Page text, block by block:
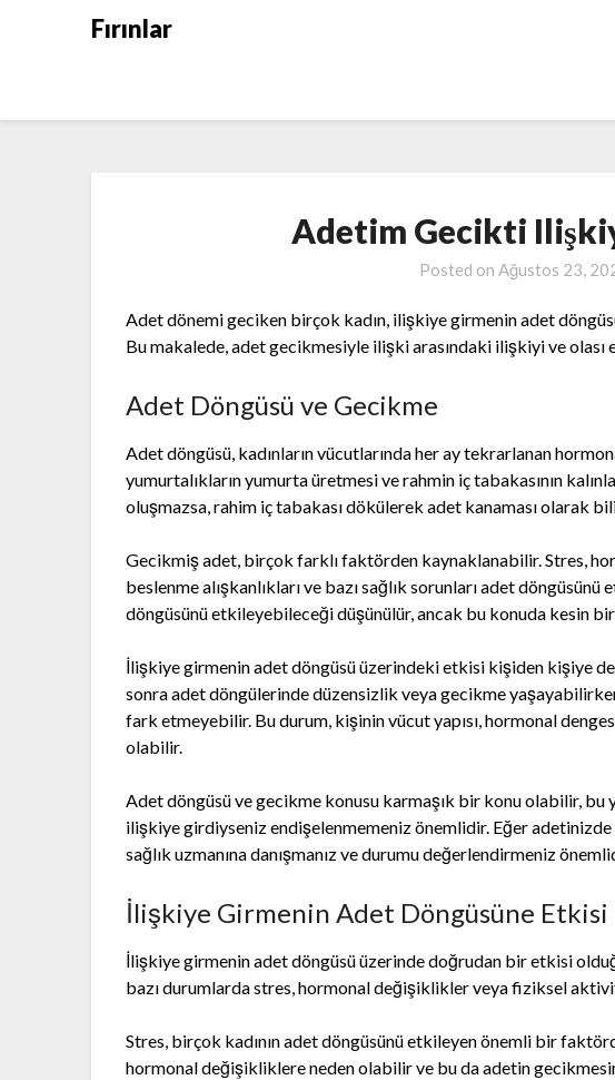
Fırınlar
Adetim Gecikti
Posted on Ağustos 23,
Adet dönemi geciken birçok kadın, ilişkiye girmenin adet
Bu makalede, adet gecikmesiyle ilişki arasındaki ilişkiyi ve olası
Adet Döngüsü ve Gecikme
Adet döngüsü, kadınların vücutlarında her ay tekrarlanan
yumurtalıkların yumurta üretmesi ve rahmin iç tabakasının
oluşmazsa, rahim iç tabakası dökülerek adet kanaması olarak
Gecikmiş adet, birçok farklı faktörden kaynaklanabilir. Stres,
beslenme alışkanlıkları ve bazı sağlık sorunları adet
döngüsünü etkileyebileceği düşünülür, ancak bu konuda kesin
İlişkiye girmenin adet döngüsü üzerindeki etkisi kişiden kişiye
sonra adet döngülerinde düzensizlik veya gecikme
fark etmeyebilir. Bu durum, kişinin vücut yapısı, hormonal
olabilir.
Adet döngüsü ve gecikme konusu karmaşık bir konu olabilir,
ilişkiye girdiyseniz endişelenmemeniz önemlidir. Eğer
sağlık uzmanına danışmanız ve durumu değerlendirmeniz
İlişkiye Girmenin Adet Döngüsüne Etkisi
İlişkiye girmenin adet döngüsü üzerinde doğrudan bir etkisi
bazı durumlarda stres, hormonal değişiklikler veya fiziksel
Stres, birçok kadının adet döngüsünü etkileyen önemli bir
hormonal değişikliklere neden olabilir ve bu da adetin